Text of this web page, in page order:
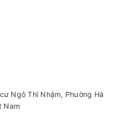
Ngô Thì Nhậm, Phường Hà
Nam